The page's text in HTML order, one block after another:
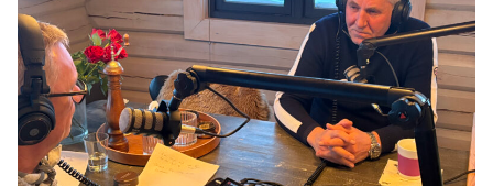
Ved å abonnere på nyhetsbrevet får du jevnlig aktuelle
nyheter fra oss. Du kan når som helst melde deg av.
Fornavn